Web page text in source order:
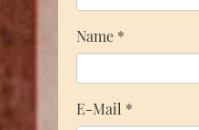
Name *
E-Mail *